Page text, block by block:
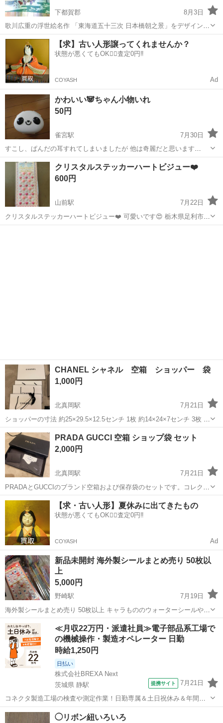
下都賀郡
8月3日
歌川広重の浮世絵名作 「東海道五十三次 日本橋朝之景」をデザインし
た風呂敷。 約70cm幅のポリエステル素材で作られており、 高精細な
プリントで木版画の風合いを表現した、 外国人観光客にも人気の、伝
統的な和雑貨です。...
栃木 下都賀郡 ラッピング用品
【求】古い人形譲ってくれませんか？
状態が悪くてもOK🙆‍♀️査定0円‼️
COYASH Ad
かわいい🐼ちゃん小物いれ
50円
雀宮駅
7月30日
すこし、ぱんだの耳すれてしまいましたが 他は奇麗だと思います
17×12センチくらい お気になさらない方に
栃木 宇都宮市 雀宮駅
クリスタルステッカーハートビジュー❤️
600円
山前駅
7月22日
クリスタルステッカーハートビジュー❤️ 可愛いです😍 栃木県足利市ヤ
マグチスーパー山前店辺りでお取引お願い致します🤲
CHANEL シャネル 空箱 ショッパー 袋
1,000円
北真岡駅
7月21日
ショッパーの寸法 約25×29.5×12.5センチ 1枚 約14×24×7センチ 3枚 空
箱の寸法 約20×20×7センチ 2箱 約12×19.5×4.5センチ 1箱 約
14×14×5...
栃木 真岡市 ラッピング用品
PRADA GUCCI 空箱 ショップ袋 セット
2,000円
北真岡駅
7月21日
PRADAとGUCCIのブランド空箱および保存袋のセットです。コレクシ
ョンの整理や保管用として最適です。 - ブランド: PRADA, GUCCI - ア
イテムタイプ: 空箱, 保存袋 - 付属品: 写真でご確認ください。...
栃木 真岡市 北真岡駅 ラッピング用品
【求・古い人形】夏休みに出てきたもの
状態が悪くてもOK🙆‍♀️査定0円‼️
COYASH Ad
新品未開封 海外製シールまとめ売り 50枚以
上
5,000円
野崎駅
7月19日
海外製シールまとめ売り 50枚以上 キャラもののウォーターシールやボ
ンボン風シールなど
栃木 大田原市 野崎駅 ラッピング用品
≪月収22万円・派遣社員≫電子部品系工場で
の機械操作・製造オペレーター 日勤
時給1,250円
日払い
株式会社BREXA Next
茨城県 静駅
提携サイト 7月21日
コネクタ製造工場の検査や測定作業！日勤専属＆土日祝休み＆年間休
日128日★クリーンルーム内作業★マイカー通勤OK＆無料駐車場あり
★就業先食堂利用可！日払い制度あり！《茨城県常陸大宮市》 人気の
茨城 常陸大宮市 静駅 その他
◯リボン紐いろいろ